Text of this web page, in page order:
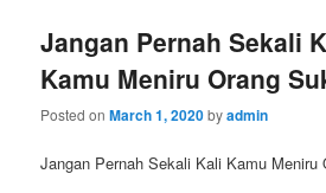
Jangan Pernah Sekali
Kamu Meniru Orang
Posted onMarch 1, 2020byadmin
Jangan Pernah Sekali Kali Kamu Meniru